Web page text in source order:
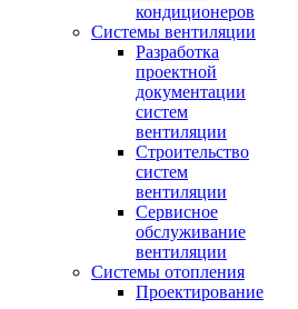
кондиционеров
Системы вентиляции
Разработка
проектной
документации
систем
вентиляции
Строительство
систем
вентиляции
Сервисное
обслуживание
вентиляции
Системы отопления
Проектирование